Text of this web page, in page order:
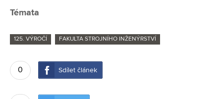
Témata
125. VÝROČÍ FAKULTA STROJNÍHO INŽENÝRSTVÍ
0 Sdílet článek